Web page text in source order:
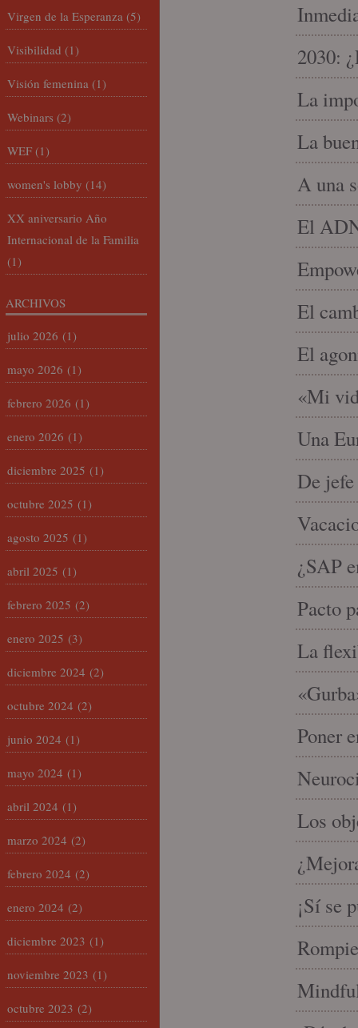
2030:
La
La
A una
El
El
El
«Mi
Una
De
¿SAP
Pacto
La
Poner
Los
¡Sí se
Virgen de la Esperanza (5)
Visibilidad (1)
Visión femenina (1)
Webinars (2)
WEF (1)
women's lobby (14)
XX aniversario Año
Internacional de la Familia
(1)
ARCHIVOS
julio 2026 (1)
mayo 2026 (1)
febrero 2026 (1)
enero 2026 (1)
diciembre 2025 (1)
octubre 2025 (1)
agosto 2025 (1)
abril 2025 (1)
febrero 2025 (2)
enero 2025 (3)
diciembre 2024 (2)
octubre 2024 (2)
junio 2024 (1)
mayo 2024 (1)
abril 2024 (1)
marzo 2024 (2)
febrero 2024 (2)
enero 2024 (2)
diciembre 2023 (1)
noviembre 2023 (1)
octubre 2023 (2)